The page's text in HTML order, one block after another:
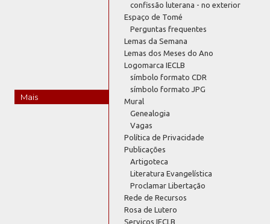
Mais
confissão luterana - no exterior
Espaço de Tomé
Perguntas frequentes
Lemas da Semana
Lemas dos Meses do Ano
Logomarca IECLB
símbolo formato CDR
símbolo formato JPG
Mural
Genealogia
Vagas
Política de Privacidade
Publicações
Artigoteca
Literatura Evangelística
Proclamar Libertação
Rede de Recursos
Rosa de Lutero
Serviços IECLB